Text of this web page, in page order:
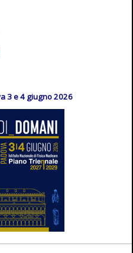
3 e 4 giugno 2026